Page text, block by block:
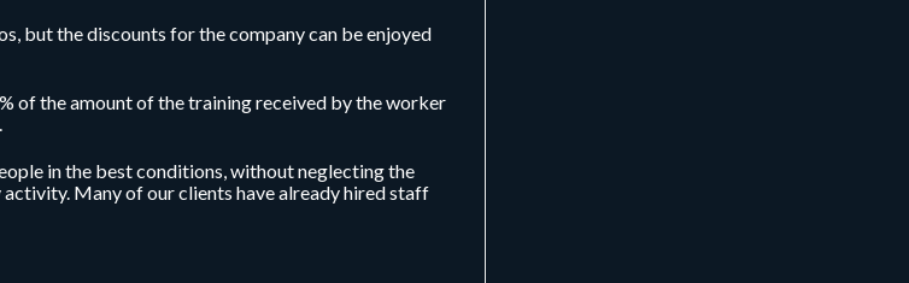
but the discounts for the company can be enjoyed
of the amount of the training received by the worker
in the best conditions, without neglecting the
Many of our clients have already hired staff